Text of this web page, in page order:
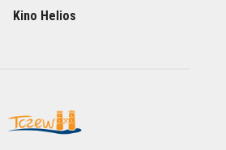
Kino Helios